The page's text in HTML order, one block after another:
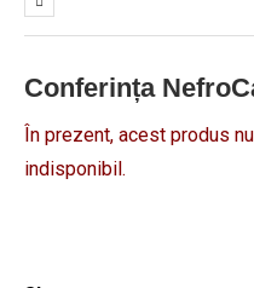
Conferința
În prezent, acest produs
indisponibil.